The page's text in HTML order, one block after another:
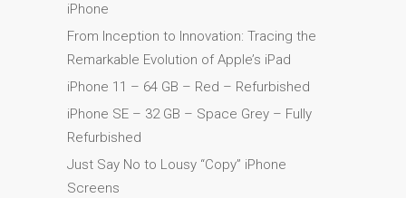
Dundee
Reparación de Apple iPod
en Dundee
Reparación de Apple Mac
Reparación de Apple Mac
iPhone
From Inception to Innovation: Tracing the
Remarkable Evolution of Apple’s iPad
iPhone 11 – 64 GB – Red – Refurbished
iPhone SE – 32 GB – Space Grey – Fully
Refurbished
Just Say No to Lousy “Copy” iPhone
Screens